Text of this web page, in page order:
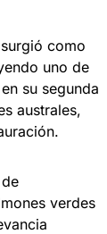
como
uno de
su segunda
australes,
verdes